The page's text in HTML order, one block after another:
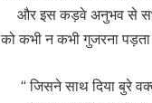
और इस कड़वे अनुभव से
को कभी न कभी गुजरना
“ जिसने साथ दिया बुरे